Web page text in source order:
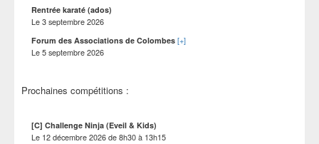
Rentrée karaté (ados)
Le3 septembre 2026
Forum des Associations de Colombes [+]
Le5 septembre 2026
Prochaines compétitions :
[C] Challenge Ninja (Eveil & Kids)
Le 12 décembre 2026de8h30à 13h15